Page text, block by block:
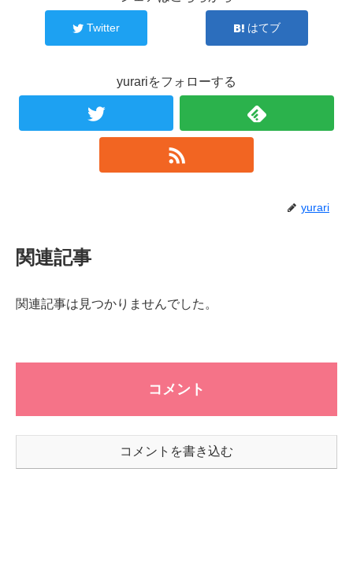
Twitter はてブ
yurariをフォローする
yurari
関連記事
関連記事は見つかりませんでした。
コメント
コメントを書き込む